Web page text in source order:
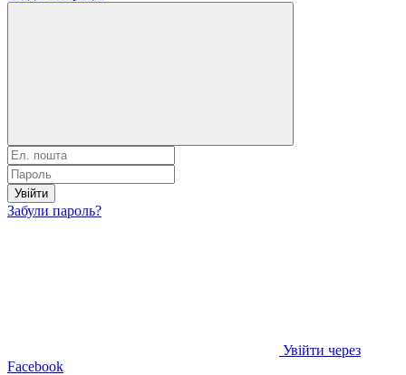
Увійти
Забули пароль?
Увійти через
Facebook